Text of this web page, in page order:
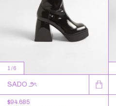
1 /6
SADO ౨ৎ
$94.685